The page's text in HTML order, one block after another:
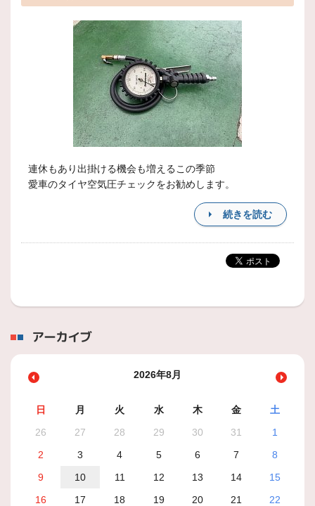
連休もあり出掛ける機会も増えるこの季節
愛車のタイヤ空気圧チェックをお勧めします。
続きを読む
アーカイブ
2026年8月
日 月 火 水 木 金
土
26
27 28 29 30 31
1
2
3 4 5 6 7
8
9
10 11 12 13 14
15
16
17 18 19 20 21
22